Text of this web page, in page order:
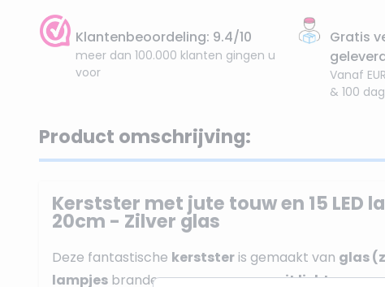
Klantenbeoordeling: 9.4/10
meer dan 100.000 klanten gingen u
voor
Gratis
Vanaf
& 100
Product omschrijving:
Kerstster met jute touw en 15 LED
20cm - Zilver glas
Deze fantastische kerststeris gemaakt van glas
lampjes branden geven zewarm wit licht.